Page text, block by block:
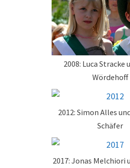
2008: Luca Stracke
Wördehoff
2012: Simon Alles
Schäfer
2017: Jonas Melchiori